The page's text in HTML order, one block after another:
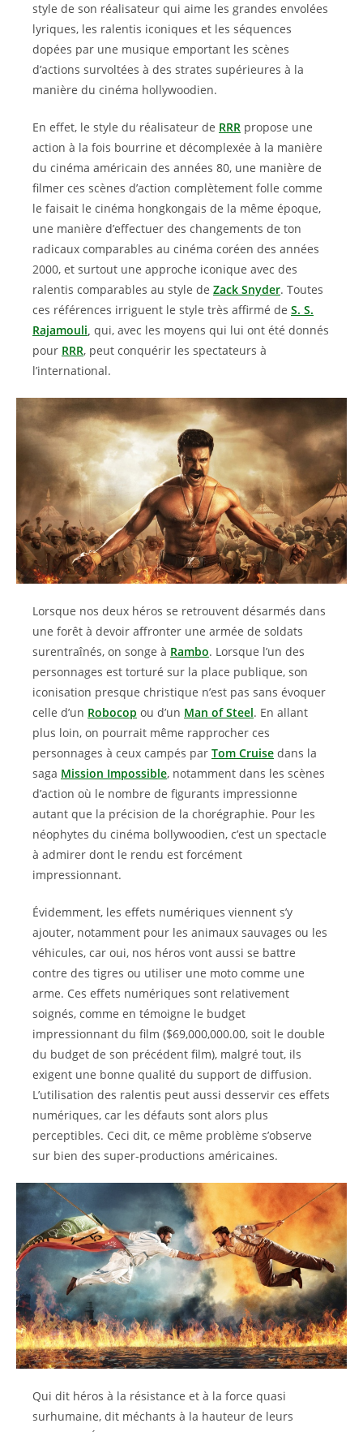
style de son réalisateur qui aime les grandes envolées
lyriques, les ralentis iconiques et les séquences
dopées par une musique emportant les scènes
d’actions survoltées à des strates supérieures à la
manière du cinéma hollywoodien.
En effet, le style du réalisateur de RRR propose une
action à la fois bourrine et décomplexée à la manière
du cinéma américain des années 80, une manière de
filmer ces scènes d’action complètement folle comme
le faisait le cinéma hongkongais de la même époque,
une manière d’effectuer des changements de ton
radicaux comparables au cinéma coréen des années
2000, et surtout une approche iconique avec des
ralentis comparables au style de Zack Snyder. Toutes
ces références irriguent le style très affirmé de S. S.
Rajamouli, qui, avec les moyens qui lui ont été donnés
pour RRR, peut conquérir les spectateurs à
l’international.
Lorsque nos deux héros se retrouvent désarmés dans
une forêt à devoir affronter une armée de soldats
surentraînés, on songe à Rambo. Lorsque l’un des
personnages est torturé sur la place publique, son
iconisation presque christique n’est pas sans évoquer
celle d’un Robocop ou d’un Man of Steel. En allant
plus loin, on pourrait même rapprocher ces
personnages à ceux campés par Tom Cruise dans la
saga Mission Impossible, notamment dans les scènes
d’action où le nombre de figurants impressionne
autant que la précision de la chorégraphie. Pour les
néophytes du cinéma bollywoodien, c’est un spectacle
à admirer dont le rendu est forcément
impressionnant.
Évidemment, les effets numériques viennent s’y
ajouter, notamment pour les animaux sauvages ou les
véhicules, car oui, nos héros vont aussi se battre
contre des tigres ou utiliser une moto comme une
arme. Ces effets numériques sont relativement
soignés, comme en témoigne le budget
impressionnant du film ($69,000,000.00, soit le double
du budget de son précédent film), malgré tout, ils
exigent une bonne qualité du support de diffusion.
L’utilisation des ralentis peut aussi desservir ces effets
numériques, car les défauts sont alors plus
perceptibles. Ceci dit, ce même problème s’observe
sur bien des super-productions américaines.
Qui dit héros à la résistance et à la force quasi
surhumaine, dit méchants à la hauteur de leurs